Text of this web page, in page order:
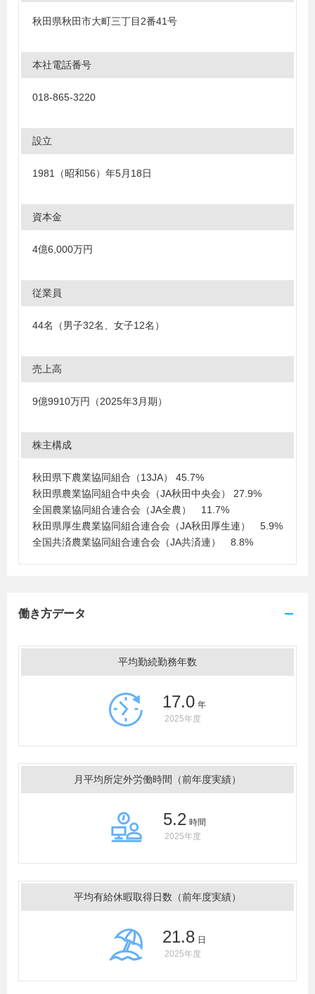
秋田県秋田市大町三丁目2番41号
本社電話番号
018-865-3220
設立
1981（昭和56）年5月18日
資本金
4億6,000万円
従業員
44名（男子32名、女子12名）
売上高
9億9910万円（2025年3月期）
株主構成
秋田県下農業協同組合（13JA） 45.7%
秋田県農業協同組合中央会（JA秋田中央会） 27.9%
全国農業協同組合連合会（JA全農） 11.7%
秋田県厚生農業協同組合連合会（JA秋田厚生連） 5.9%
全国共済農業協同組合連合会（JA共済連） 8.8%
働き方データ
平均勤続勤務年数
17.0 年
2025年度
月平均所定外労働時間（前年度実績）
5.2 時間
2025年度
平均有給休暇取得日数（前年度実績）
21.8 日
2025年度